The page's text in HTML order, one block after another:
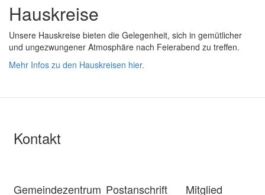
Hauskreise
Unsere Hauskreise bieten die Gelegenheit, sich in gemütlicher
und ungezwungener Atmosphäre nach Feierabend zu treffen.
Mehr Infos zu den Hauskreisen hier.
Kontakt
Gemeindezentrum Postanschrift Mitglied